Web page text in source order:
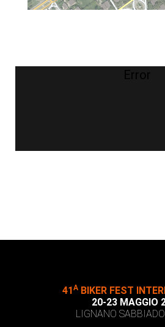
Error
41ABIKER FEST
20-23 MAGGIO
LIGNANO